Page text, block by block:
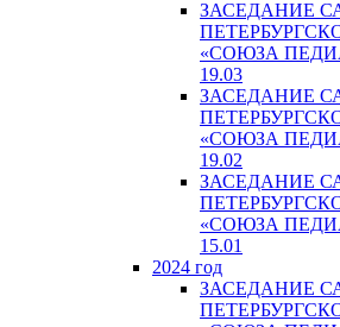
ЗАСЕДАНИЕ
«СОЮЗА
19.03
ЗАСЕДАНИЕ
«СОЮЗА
19.02
ЗАСЕДАНИЕ
«СОЮЗА
15.01
2024 год
ЗАСЕДАНИЕ